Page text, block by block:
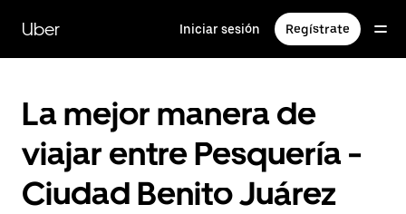
contenido
principal
Uber Iniciar sesión Regístrate
La mejor manera de
viajar entre Pesquería -
Ciudad Benito Juárez